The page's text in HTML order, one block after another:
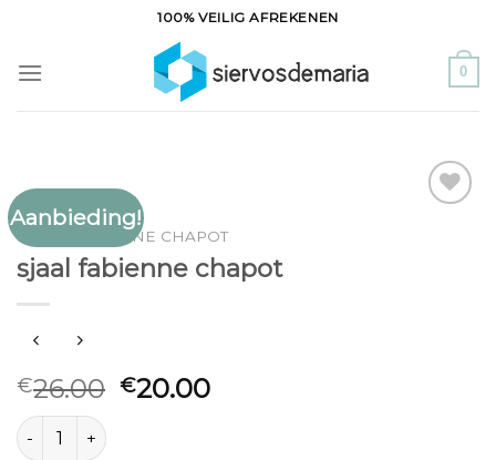
inhoud
100% VEILIG AFREKENEN
0
Aanbieding!
SJAAL FABIENNE CHAPOT
sjaal fabienne chapot
€26.00 €20.00
sjaal fabienne chapot aantal